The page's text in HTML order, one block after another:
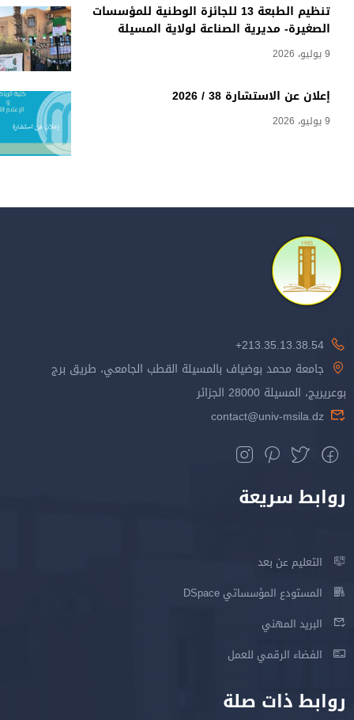
تنظيم الطبعة 13 للجائزة الوطنية للمؤسسات
الصغيرة- مديرية الصناعة لولاية المسيلة
9 يوليو، 2026
إعلان عن الاستشارة 38 / 2026
9 يوليو، 2026
213.35.13.38.54+
جامعة محمد بوضياف بالمسيلة القطب الجامعي، طريق برج
بوعريريج، المسيلة 28000 الجزائر
contact@univ-msila.dz
روابط سريعة
التعليم عن بعد
المستودع المؤسساتي DSpace
البريد المهني
الفضاء الرقمي للعمل
روابط ذات صلة